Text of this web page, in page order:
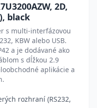
2D,
black
s multi-interfázovou
KBW alebo USB.
a je dodávané ako
s dĺžkou 2.9
aplikácie a
rozhraní (RS232,